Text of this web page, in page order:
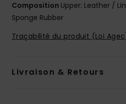
Composition Upper: Leather /
Sponge Rubber
Traçabilité du produit (Loi
Livraison & Retours